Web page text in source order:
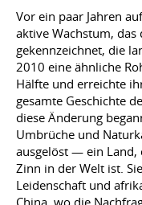
Vor ein paar Jahren
aktive Wachstum, das
gekennzeichnet, die
2010 eine ähnliche
Hälfte und erreichte
gesamte Geschichte
diese Änderung
Umbrüche und
ausgelöst — ein Land,
Zinn in der Welt ist.
Leidenschaft und
China, wo die